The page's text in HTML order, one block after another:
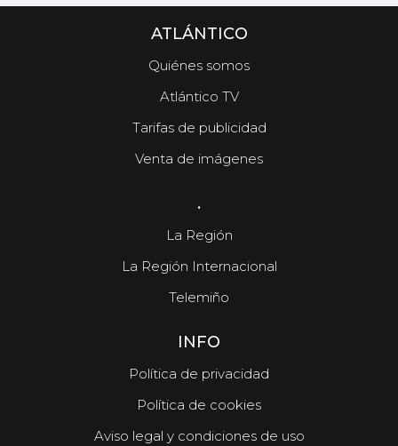
ATLÁNTICO
Quiénes somos
Atlántico TV
Tarifas de publicidad
Venta de imágenes
.
La Región
La Región Internacional
Telemiño
INFO
Política de privacidad
Política de cookies
Aviso legal y condiciones de uso